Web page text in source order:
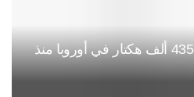
حرائق الغابات تلتهم نحو 435 ألف هكتار في أوروبا منذ